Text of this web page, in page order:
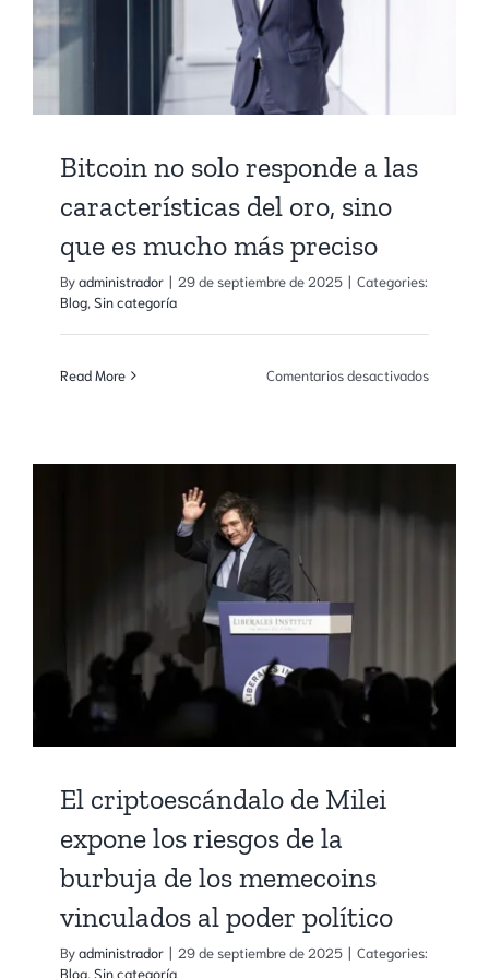
Bitcoin no solo responde a las
características del oro, sino
que es mucho más preciso
Byadministrador | 29 de septiembre de 2025 | Categories:
Blog, Sin categoría
Read More Comentarios desactivadosen
es
mucho
más
preciso
El criptoescándalo de Milei
expone los riesgos de la
burbuja de los memecoins
vinculados al poder político
Byadministrador | 29 de septiembre de 2025 | Categories:
Blog, Sin categoría